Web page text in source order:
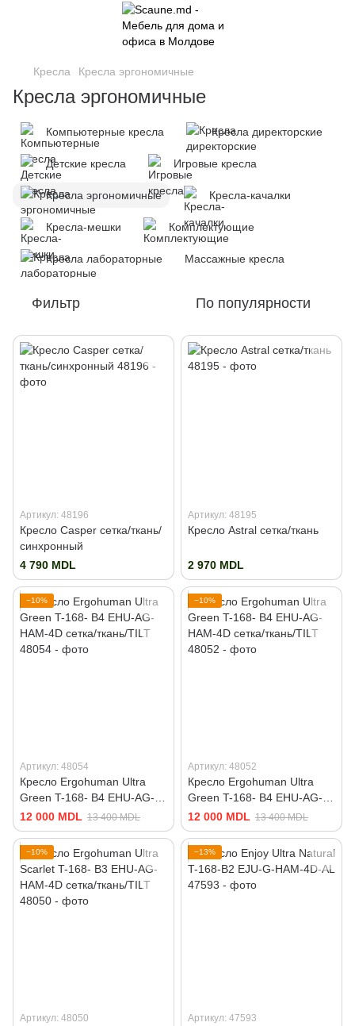
Кресла Кресла эргономичные
Кресла эргономичные
Компьютерные кресла Кресла директорские
Детские кресла Игровые кресла
Кресла эргономичные Кресла-качалки
Кресла-мешки Комплектующие
Кресла лабораторные Массажные кресла
Фильтр По популярности
Артикул: 48196
Кресло Casper сетка/ткань/
синхронный
4 790 MDL
Артикул: 48195
Кресло Astral сетка/ткань
2 970 MDL
−10%
Артикул: 48054
Кресло Ergohuman Ultra
Green T-168- B4 EHU-AG-
HAM-4D сетка/ткань/TILT
12 000 MDL 13 400 MDL
−10%
Артикул: 48052
Кресло Ergohuman Ultra
Green T-168- B4 EHU-AG-
HAM-4D сетка/ткань/TILT
12 000 MDL 13 400 MDL
−10%
Артикул: 48050
−13%
Артикул: 47593